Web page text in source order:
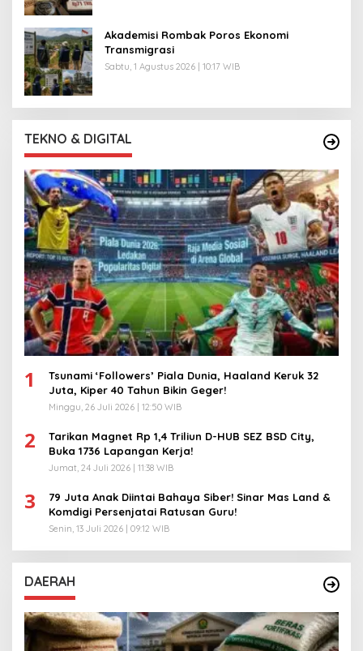
Akademisi Rombak Poros Ekonomi
Transmigrasi
Sabtu, 1 Agustus 2026 | 10:17 WIB
TEKNO & DIGITAL
1
Tsunami ‘Followers’ Piala Dunia, Haaland Keruk 32
Juta, Kiper 40 Tahun Bikin Geger!
Minggu, 26 Juli 2026 | 12:50 WIB
2
Tarikan Magnet Rp 1,4 Triliun D-HUB SEZ BSD City,
Buka 1736 Lapangan Kerja!
Jumat, 24 Juli 2026 | 11:38 WIB
3
79 Juta Anak Diintai Bahaya Siber! Sinar Mas Land &
Komdigi Persenjatai Ratusan Guru!
Senin, 13 Juli 2026 | 09:12 WIB
DAERAH